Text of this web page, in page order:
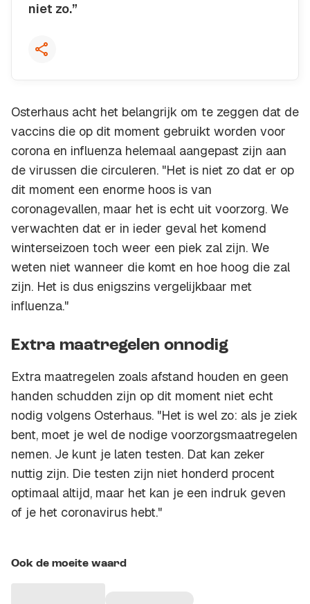
niet zo.”Kopieer quote
Osterhaus acht het belangrijk om te zeggen dat de
vaccins die op dit moment gebruikt worden voor
corona en influenza helemaal aangepast zijn aan
de virussen die circuleren. "Het is niet zo dat er op
dit moment een enorme hoos is van
coronagevallen, maar het is echt uit voorzorg. We
verwachten dat er in ieder geval het komend
winterseizoen toch weer een piek zal zijn. We
weten niet wanneer die komt en hoe hoog die zal
zijn. Het is dus enigszins vergelijkbaar met
influenza."
Extra maatregelen onnodig
Extra maatregelen zoals afstand houden en geen
handen schudden zijn op dit moment niet echt
nodig volgens Osterhaus. "Het is wel zo: als je ziek
bent, moet je wel de nodige voorzorgsmaatregelen
nemen. Je kunt je laten testen. Dat kan zeker
nuttig zijn. Die testen zijn niet honderd procent
optimaal altijd, maar het kan je een indruk geven
of je het coronavirus hebt."
Ook de moeite waard